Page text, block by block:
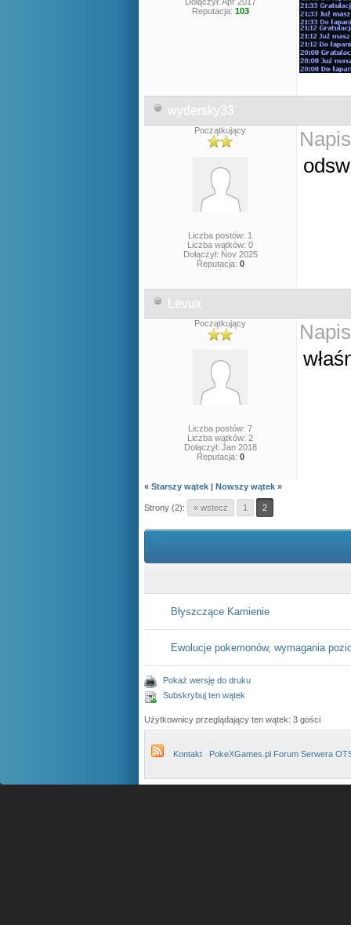
Reputacja: 103
wydersky33
Początkujący
Liczba postów: 1
Liczba wątków: 0
Dołączył: Nov 2025
Reputacja: 0
Levux
Początkujący
Liczba postów: 7
Liczba wątków: 2
Dołączył: Jan 2018
Reputacja: 0
« Starszy wątek | Nowszy wątek »
Strony (2): « wstecz 1 2
Błyszczące Kamienie
Ewolucje pokemonów, wymagania
Pokaż wersję do druku
Subskrybuj ten wątek
Użytkownicy przeglądający ten wątek: 3 gości
Kontakt PokeXGames.pl Forum Serwera